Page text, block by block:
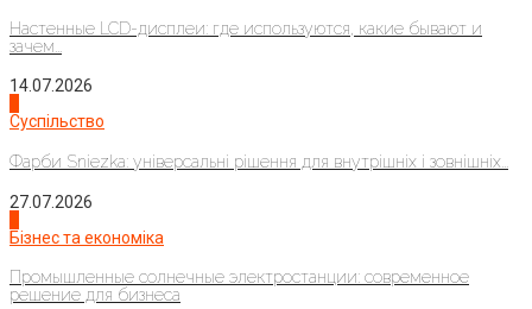
Настенные LCD-дисплеи: где используются, какие бывают и
зачем...
14.07.2026
Суспільство
Фарби Sniezka: універсальні рішення для внутрішніх і зовнішніх...
27.07.2026
Бізнес та економіка
Промышленные солнечные электростанции: современное
решение для бизнеса